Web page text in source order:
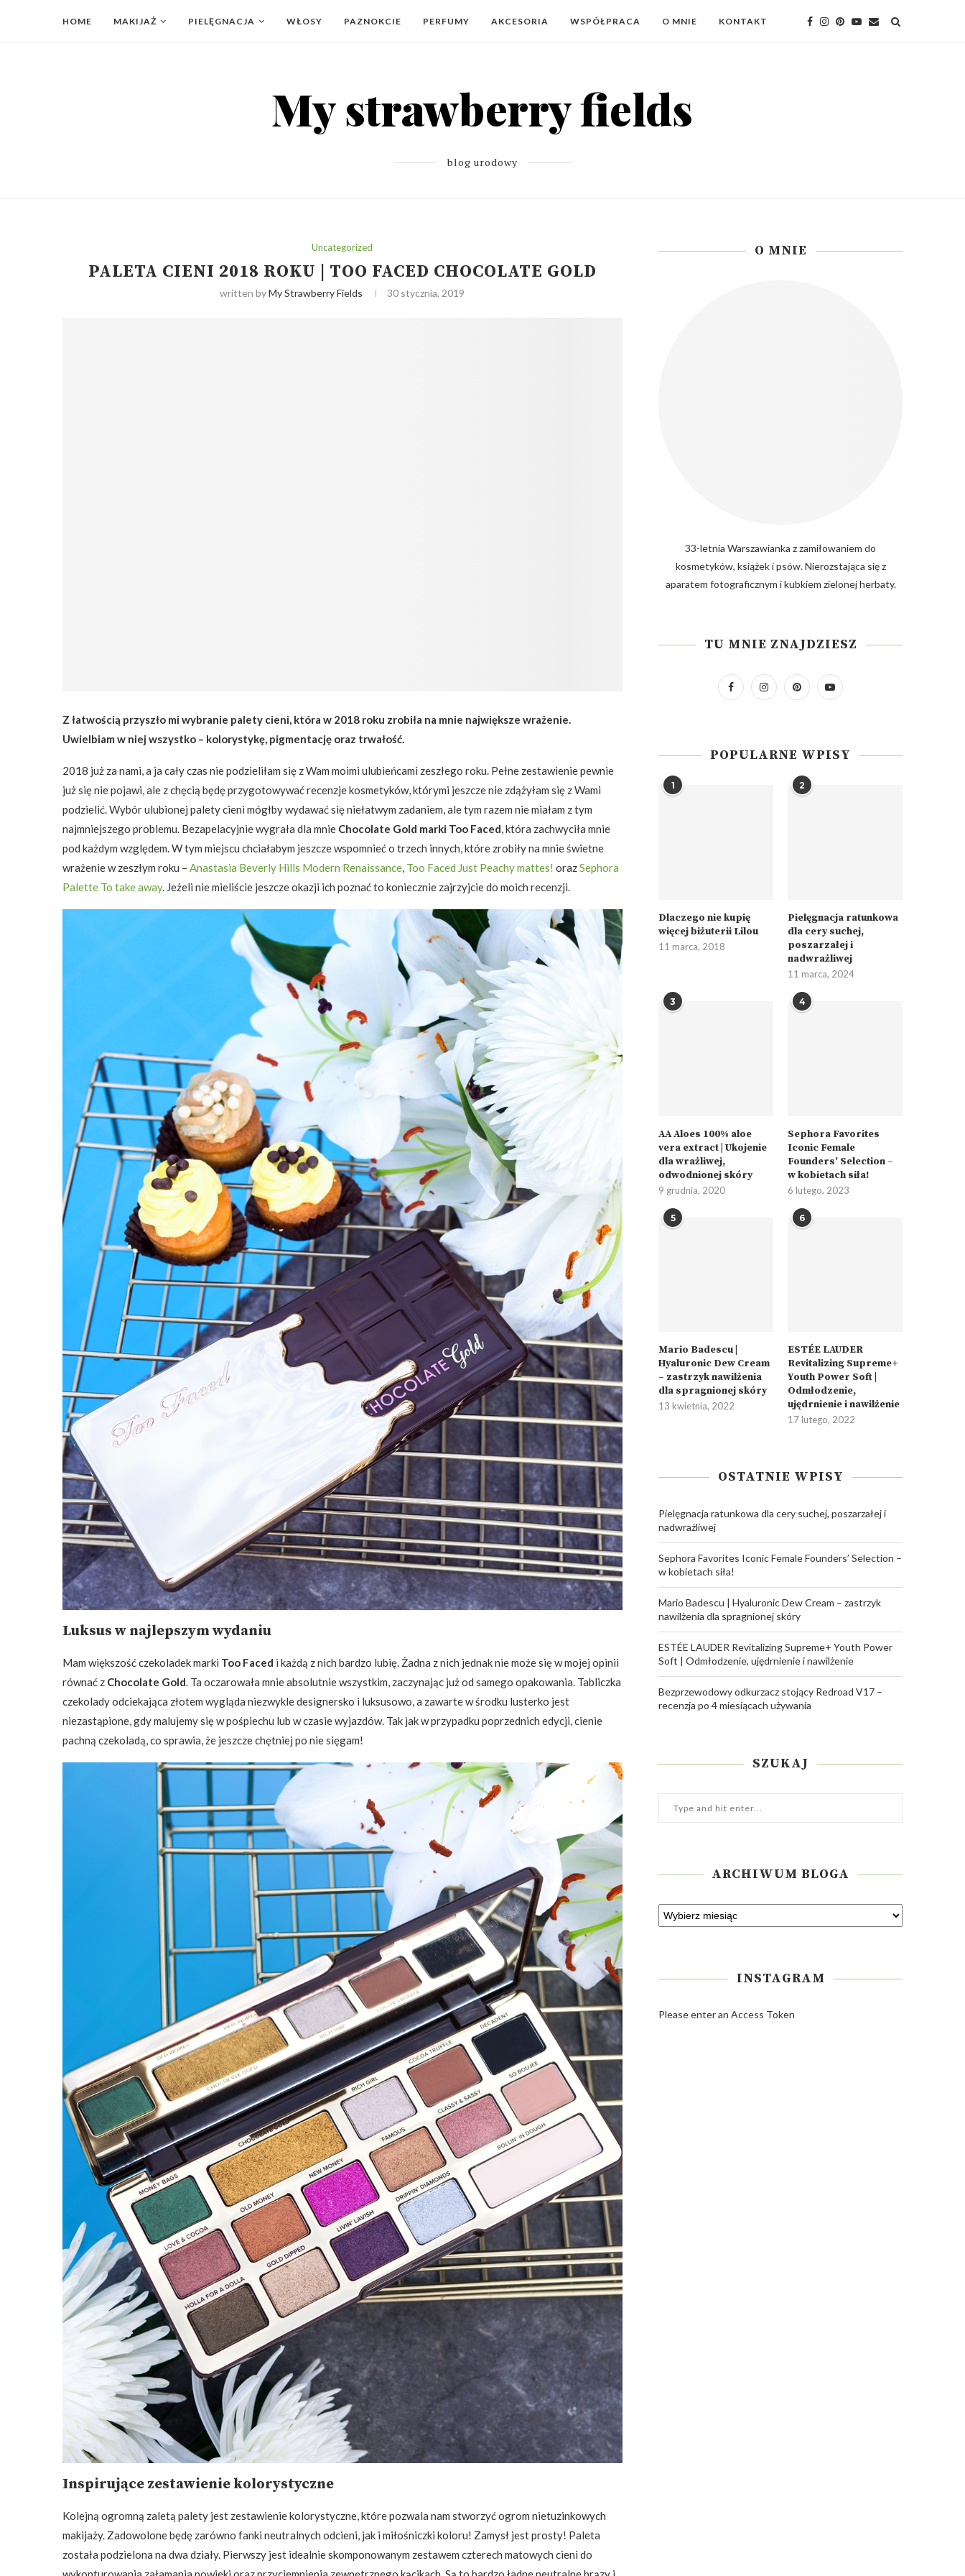
HOME MAKIJAŻ PIELĘGNACJA WŁOSY PAZNOKCIE PERFUMY AKCESORIA WSPÓŁPRACA O MNIE KONTAKT
blog urodowy
Uncategorized
PALETA CIENI 2018 ROKU | TOO FACED CHOCOLATE GOLD
written byMy Strawberry Fields 30 stycznia, 2019
Z łatwością przyszło mi wybranie palety cieni, która w 2018 roku zrobiła na mnie największe wrażenie.
Uwielbiam w niej wszystko – kolorystykę, pigmentację oraz trwałość.
2018 już za nami, a ja cały czas nie podzieliłam się z Wam moimi ulubieńcami zeszłego roku. Pełne zestawienie pewnie
już się nie pojawi, ale z chęcią będę przygotowywać recenzje kosmetyków, którymi jeszcze nie zdążyłam się z Wami
podzielić. Wybór ulubionej palety cieni mógłby wydawać się niełatwym zadaniem, ale tym razem nie miałam z tym
najmniejszego problemu. Bezapelacyjnie wygrała dla mnie Chocolate Gold marki Too Faced, która zachwyciła mnie
pod każdym względem. W tym miejscu chciałabym jeszcze wspomnieć o trzech innych, które zrobiły na mnie świetne
wrażenie w zeszłym roku – Anastasia Beverly Hills Modern Renaissance, Too Faced Just Peachy mattes! orazSephora
Palette To take away. Jeżeli nie mieliście jeszcze okazji ich poznać to koniecznie zajrzyjcie do moich recenzji.
Luksus w najlepszym wydaniu
Mam większość czekoladek marki Too Faced i każdą z nich bardzo lubię. Żadna z nich jednak nie może się w mojej opinii
równać z Chocolate Gold. Ta oczarowała mnie absolutnie wszystkim, zaczynając już od samego opakowania. Tabliczka
czekolady odciekająca złotem wygląda niezwykle designersko i luksusowo, a zawarte w środku lusterko jest
niezastąpione, gdy malujemy się w pośpiechu lub w czasie wyjazdów. Tak jak w przypadku poprzednich edycji, cienie
pachną czekoladą, co sprawia, że jeszcze chętniej po nie sięgam!
Inspirujące zestawienie kolorystyczne
Kolejną ogromną zaletą palety jest zestawienie kolorystyczne, które pozwala nam stworzyć ogrom nietuzinkowych
makijaży. Zadowolone będę zarówno fanki neutralnych odcieni, jak i miłośniczki koloru! Zamysł jest prosty! Paleta
została podzielona na dwa działy. Pierwszy jest idealnie skomponowanym zestawem czterech matowych cieni do
O MNIE
33-letnia Warszawianka z zamiłowaniem do
kosmetyków, książek i psów. Nierozstająca się z
aparatem fotograficznym i kubkiem zielonej herbaty.
TU MNIE ZNAJDZIESZ
POPULARNE WPISY
1
Dlaczego nie kupię
więcej biżuterii Lilou
11 marca, 2018
2
Pielęgnacja ratunkowa
dla cery suchej,
poszarzałej i
nadwrażliwej
11 marca, 2024
3
AA Aloes 100% aloe
vera extract | Ukojenie
dla wrażliwej,
odwodnionej skóry
9 grudnia, 2020
4
Sephora Favorites
Iconic Female
Founders’ Selection –
w kobietach siła!
6 lutego, 2023
5
Mario Badescu |
Hyaluronic Dew Cream
– zastrzyk nawilżenia
dla spragnionej skóry
13 kwietnia, 2022
6
ESTÉE LAUDER
Revitalizing Supreme+
Youth Power Soft |
Odmłodzenie,
ujędrnienie i nawilżenie
17 lutego, 2022
OSTATNIE WPISY
Pielęgnacja ratunkowa dla cery suchej, poszarzałej i
nadwrażliwej
Sephora Favorites Iconic Female Founders’ Selection –
w kobietach siła!
Mario Badescu | Hyaluronic Dew Cream – zastrzyk
nawilżenia dla spragnionej skóry
ESTÉE LAUDER Revitalizing Supreme+ Youth Power
Soft | Odmłodzenie, ujędrnienie i nawilżenie
Bezprzewodowy odkurzacz stojący Redroad V17 –
recenzja po 4 miesiącach używania
SZUKAJ
ARCHIWUM BLOGA
INSTAGRAM
Please enter an Access Token